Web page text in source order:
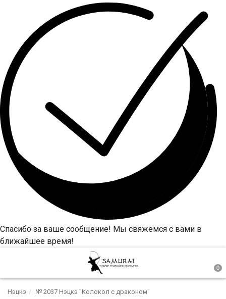
Спасибо за ваше сообщение! Мы свяжемся с вами в
ближайшее время!
Нэцкэ № 2037 Нэцкэ "Колокол с драконом"